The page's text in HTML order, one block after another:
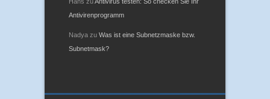
Hans zuAntivirus testen: So checken Sie Ihr
Antivirenprogramm
Nadya zu Was ist eine Subnetzmaske bzw.
Subnetmask?